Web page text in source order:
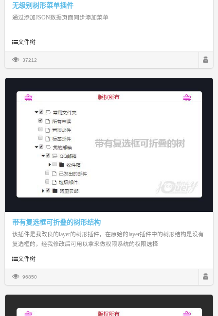
无级别树形菜单插件
通过添加JSON数据页面同步添加菜单
文件树
37212
带有复选框可折叠的树形结构
该插件是我改良的layer的树形插件，在原始的layer插件中的树形结构是没有
复选框的，经我修改后可用以拿来做权限系统的权限选择
文件树
96850